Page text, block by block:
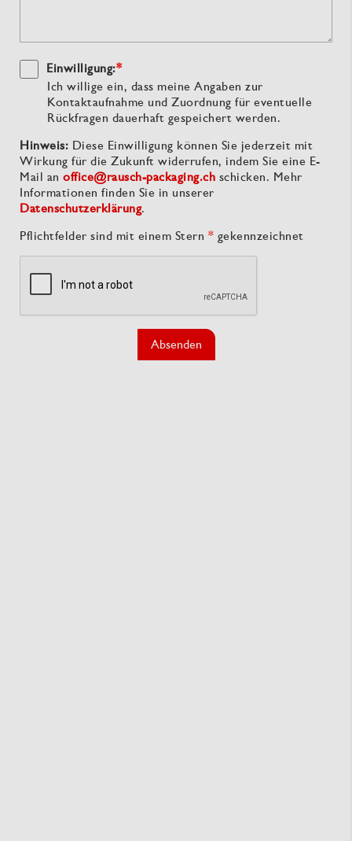
Einwilligung:*
Ich willige ein, dass meine Angaben zur
Kontaktaufnahme und Zuordnung für eventuelle
Rückfragen dauerhaft gespeichert werden.
Hinweis: Diese Einwilligung können Sie jederzeit mit
Wirkung für die Zukunft widerrufen, indem Sie eine E-
Mail an office@rausch-packaging.ch schicken. Mehr
Informationen finden Sie in unserer
Datenschutzerklärung.
Pflichtfelder sind mit einem Stern * gekennzeichnet
Absenden